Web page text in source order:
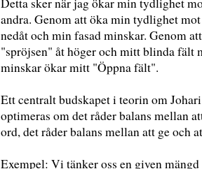
andra. Genom att öka min tydlighet
nedåt och min fasad minskar. Genom
"spröjsen" åt höger och mitt blinda fält
minskar ökar mitt "Öppna fält".
Ett centralt budskapet i teorin om
optimeras om det råder balans mellan
ord, det råder balans mellan att ge och
Exempel: Vi tänker oss en given